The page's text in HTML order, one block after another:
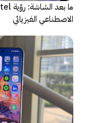
الاصطناعي الفيزيائي